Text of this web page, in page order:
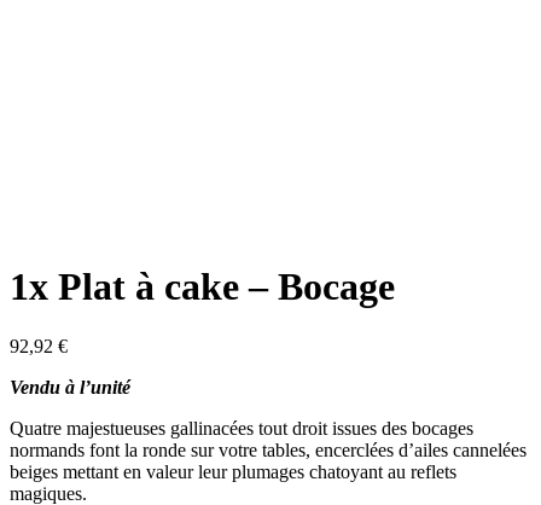
1x Plat à cake – Bocage
92,92 €
Vendu à l’unité
Quatre majestueuses gallinacées tout droit issues des bocages
normands font la ronde sur votre tables, encerclées d’ailes cannelées
beiges mettant en valeur leur plumages chatoyant au reflets
magiques.